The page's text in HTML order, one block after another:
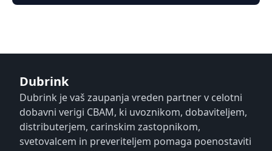
Dubrink
Dubrink je vaš zaupanja vreden partner v celotni
dobavni verigi CBAM, ki uvoznikom, dobaviteljem,
distributerjem, carinskim zastopnikom,
svetovalcem in preveriteljem pomaga poenostaviti